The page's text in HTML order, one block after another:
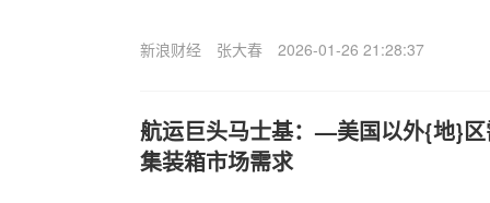
新浪财经 张大春 2026-01-26 21:28:37
航运巨头马士基：—美国以外{地}
集装箱市场需求